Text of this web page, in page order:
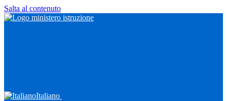
Salta al contenuto
Italiano